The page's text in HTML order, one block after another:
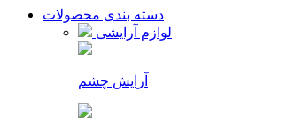
دسته بندی محصولات
لوازم آرایشی
آرایش چشم